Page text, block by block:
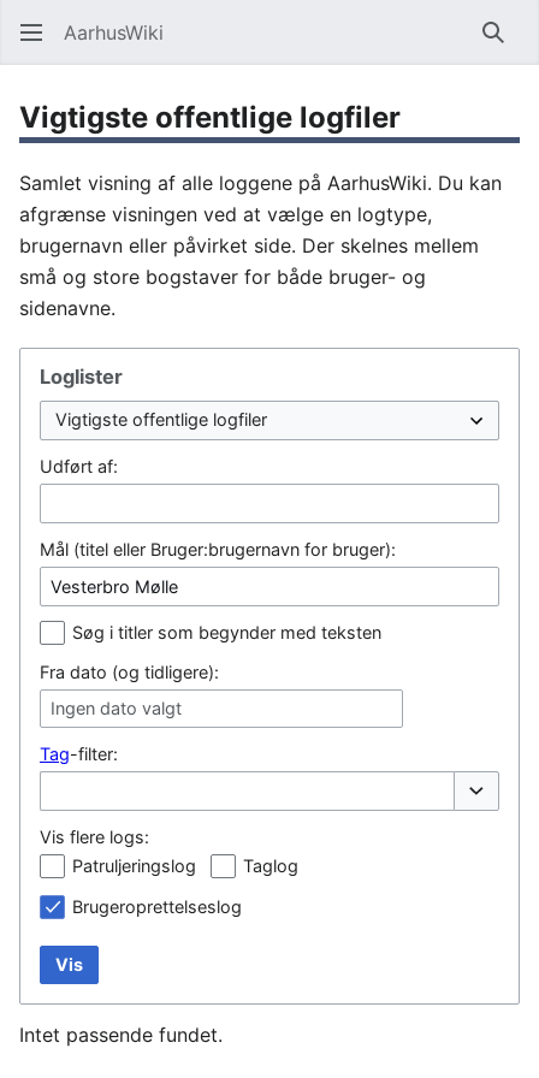
AarhusWiki Søg
Vigtigste offentlige logfiler
Samlet visning af alle loggene på AarhusWiki. Du kan
afgrænse visningen ved at vælge en logtype,
brugernavn eller påvirket side. Der skelnes mellem
små og store bogstaver for både bruger- og
sidenavne.
Loglister
Udført af:
Mål (titel eller Bruger:brugernavn for bruger):
Søg i titler som begynder med teksten
Fra dato (og tidligere):
Ingen dato valgt
Tag-filter:
Vis flere logs:
Patruljeringslog
Taglog
Brugeroprettelseslog
Vis
Intet passende fundet.